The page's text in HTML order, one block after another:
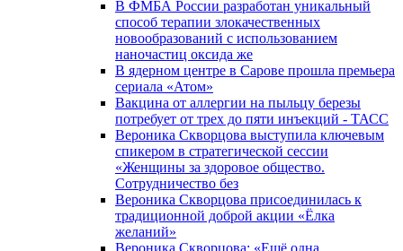
В ФМБА России разработан уникальный
способ терапии злокачественных
новообразований с использованием
наночастиц оксида же
В ядерном центре в Сарове прошла премьера
сериала «Атом»
Вакцина от аллергии на пыльцу березы
потребует от трех до пяти инъекций - ТАСС
Вероника Скворцова выступила ключевым
спикером в стратегической сессии
«Женщины за здоровое общество.
Сотрудничество без
Вероника Скворцова присоединилась к
традиционной доброй акции «Ёлка
желаний»
Вероника Скворцова: «Ещё одна